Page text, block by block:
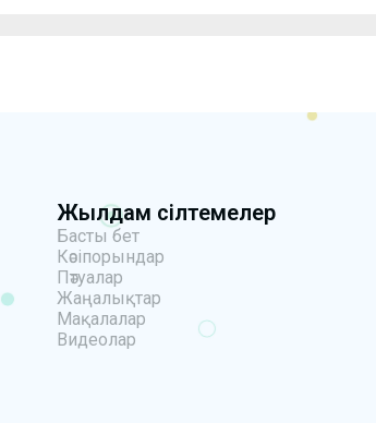
Жылдам сілтемелер
Басты бет
Кәсіпорындар
Пәтуалар
Жаңалықтар
Мақалалар
Видеолар